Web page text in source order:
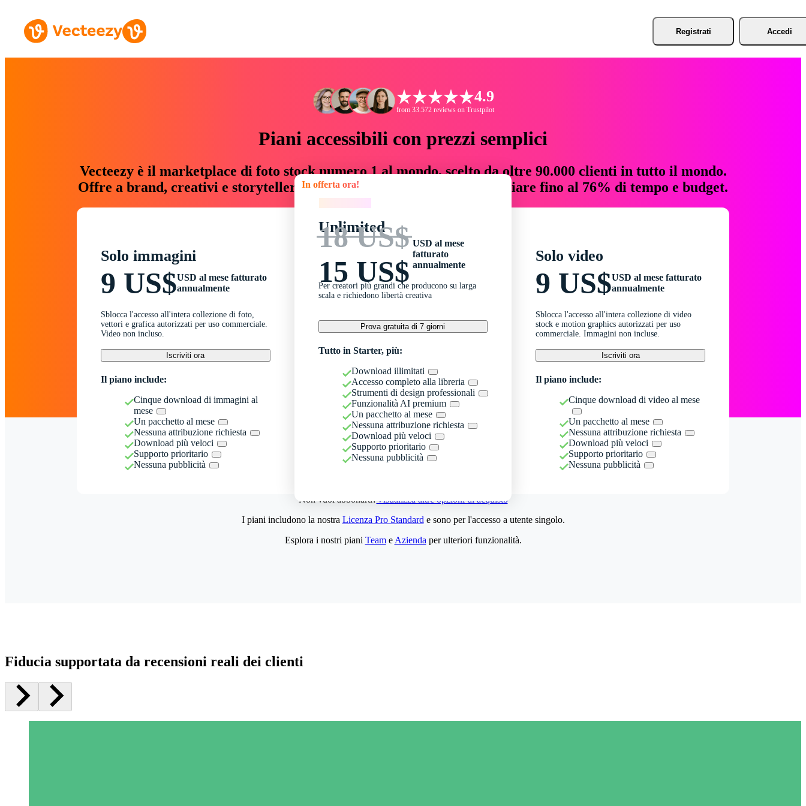
Registrati Accedi
4.9
from 33.572 reviews on Trustpilot
Piani accessibili con prezzi semplici
Vecteezy è il marketplace di foto stock numero 1 al mondo, scelto da oltre 90.000 clienti in tutto il mondo.
Offre a brand, creativi e storyteller risorse creative che fanno risparmiare fino al 76% di tempo e budget.
Solo immagini
9 US$USD al mese fatturato
annualmente
Sblocca l'accesso all'intera collezione di foto,
vettori e grafica autorizzati per uso commerciale.
Video non incluso.
Iscriviti ora
Il piano include:
Cinque download di immagini al
mese
Un pacchetto al mese
Nessuna attribuzione richiesta
Download più veloci
Supporto prioritario
Nessuna pubblicità
In offerta ora!
Unlimited
18 US$
15 US$
USD al mese
fatturato
annualmente
Per creatori più grandi che producono su larga
scala e richiedono libertà creativa
Prova gratuita di 7 giorni
Tutto in Starter, più:
Download illimitati
Accesso completo alla libreria
Strumenti di design professionali
Funzionalità AI premium
Un pacchetto al mese
Nessuna attribuzione richiesta
Download più veloci
Supporto prioritario
Nessuna pubblicità
Solo video
9 US$USD al mese fatturato
annualmente
Sblocca l'accesso all'intera collezione di video
stock e motion graphics autorizzati per uso
commerciale. Immagini non incluse.
Iscriviti ora
Il piano include:
Cinque download di video al mese
Un pacchetto al mese
Nessuna attribuzione richiesta
Download più veloci
Supporto prioritario
Nessuna pubblicità
Non vuoi abbonarti?Visualizza altre opzioni di acquisto
I piani includono la nostra Licenza Pro Standard e sono per l'accesso a utente singolo.
Esplora i nostri piani Teame Azienda per ulteriori funzionalità.
Fiducia supportata da recensioni reali dei clienti